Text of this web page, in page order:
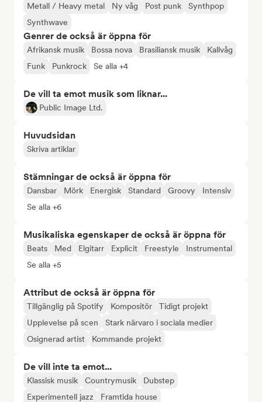
Metall / Heavy metal
Ny våg Post punk
Synthpop
Synthwave
Genrer de också är öppna för
Afrikansk musik Bossa nova Brasiliansk musik
Kallvåg
Funk
Punkrock Se alla +4
De vill ta emot musik som liknar...
Public Image Ltd.
Huvudsidan
Skriva artiklar
Stämningar de också är öppna för
Dansbar Mörk Energisk Standard Groovy
Intensiv
Se alla +6
Musikaliska egenskaper de också är öppna för
Beats Med Elgitarr Explicit Freestyle
Instrumental
Se alla +5
Attribut de också är öppna för
Tillgänglig på Spotify Kompositör
Tidigt projekt
Upplevelse på scen
Stark närvaro i sociala medier
Osignerad artist
Kommande projekt
De vill inte ta emot...
Klassisk musik Countrymusik
Dubstep
Experimentell jazz
Framtida house